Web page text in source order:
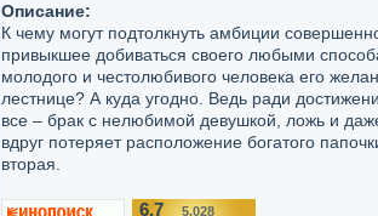
Описание:
К чему могут подтолкнуть амбиции
привыкшее добиваться своего любыми
молодого и честолюбивого человека его
лестнице? А куда угодно. Ведь ради
все – брак с нелюбимой девушкой, ложь и
вдруг потеряет расположение богатого
вторая.
6.7 5,028